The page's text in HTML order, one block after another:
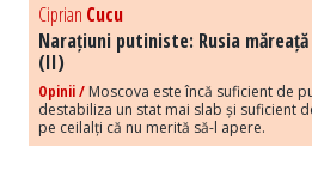
Ciprian Cucu
Narațiuni putiniste: Rusia
(II)
Opinii / Moscova este încă suficient de
destabiliza un stat mai slab și suficient
pe ceilalți că nu merită să-l apere.